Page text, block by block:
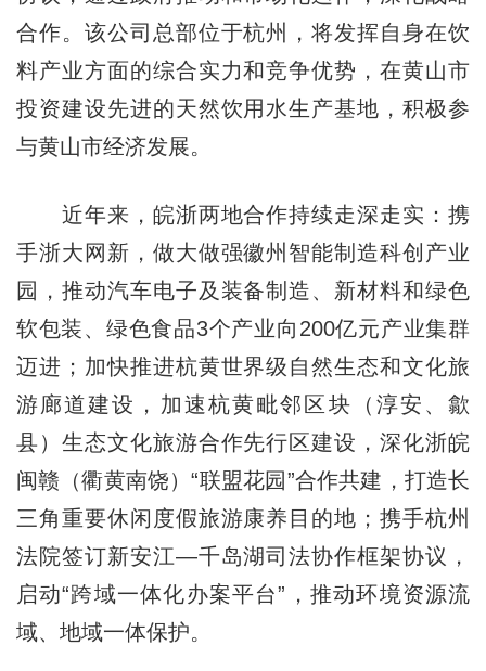
合作。该公司总部位于杭州，将发挥自身在饮
料产业方面的综合实力和竞争优势，在黄山市
投资建设先进的天然饮用水生产基地，积极参
与黄山市经济发展。
近年来，皖浙两地合作持续走深走实：携
手浙大网新，做大做强徽州智能制造科创产业
园，推动汽车电子及装备制造、新材料和绿色
软包装、绿色食品3个产业向200亿元产业集群
迈进；加快推进杭黄世界级自然生态和文化旅
游廊道建设，加速杭黄毗邻区块（淳安、歙
县）生态文化旅游合作先行区建设，深化浙皖
闽赣（衢黄南饶）“联盟花园”合作共建，打造长
三角重要休闲度假旅游康养目的地；携手杭州
法院签订新安江—千岛湖司法协作框架协议，
启动“跨域一体化办案平台”，推动环境资源流
域、地域一体保护。